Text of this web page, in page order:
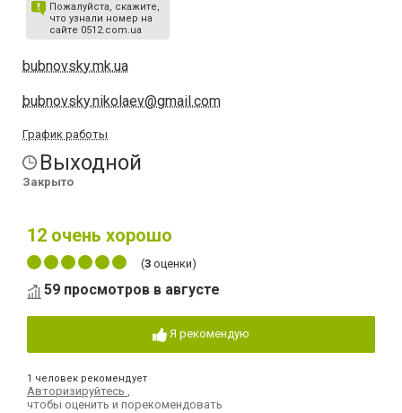
Пожалуйста, скажите,
что узнали номер на
сайте 0512.com.ua
bubnovsky.mk.ua
bubnovsky.nikolaev@gmail.com
График работы
Выходной
Закрыто
12 очень хорошо
(3 оценки)
59 просмотров в августе
Я рекомендую
1 человек рекомендует
Авторизируйтесь ,
чтобы оценить и порекомендовать